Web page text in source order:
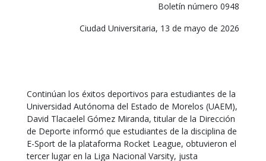
Boletín número 0948
Ciudad Universitaria, 13 de mayo de 2026
Continúan los éxitos deportivos para estudiantes de la
Universidad Autónoma del Estado de Morelos (UAEM),
David Tlacaelel Gómez Miranda, titular de la Dirección
de Deporte informó que estudiantes de la disciplina de
E-Sport de la plataforma Rocket League, obtuvieron el
tercer lugar en la Liga Nacional Varsity, justa